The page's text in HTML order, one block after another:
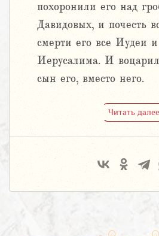
похоронили его над
Давидовых, и почесть
смерти его все Иудеи
Иерусалима. И
сын его, вместо него.
Читать далее